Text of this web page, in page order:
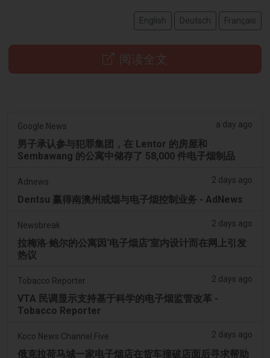
English Deutsch Français
阅读全文
Google News a day ago
男子承认参与犯罪集团，在 Lentor 的房屋和
Sembawang 的公寓中储存了 58,000 件电子烟制品
Adnews 2 days ago
Dentsu 赢得南澳州戒烟与电子烟控制业务 - AdNews
Newsbreak 2 days ago
拉梅洛·鲍尔的公寓因‘电子烟店’室内设计而在网上引发
热议
Tobacco Reporter 2 days ago
VTA 民调显示支持基于科学的电子烟监管改革 -
Tobacco Reporter
Koco News Channel Five 2 days ago
俄克拉荷马城一家电子烟店在货车撞破店面后寻求帮助